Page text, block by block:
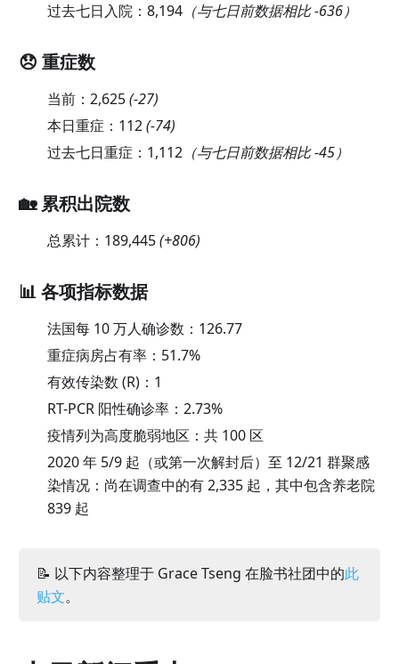
过去七日入院： 8,194（与七日前数据相比 -636）
😞 重症数
当前： 2,625(-27)
本日重症： 112(-74)
过去七日重症： 1,112（与七日前数据相比 -45）
🏡 累积出院数
总累计： 189,445(+806)
📊 各项指标数据
法国每 10 万人确诊数： 126.77
重症病房占有率： 51.7%
有效传染数 (R)： 1
RT-PCR 阳性确诊率： 2.73%
疫情列为高度脆弱地区：共 100 区
2020 年 5/9 起（或第一次解封后）至 12/21 群聚感
染情况：尚在调查中的有 2,335 起，其中包含养老院
839 起
📝 以下内容整理于 Grace Tseng 在脸书社团中的此
贴文。